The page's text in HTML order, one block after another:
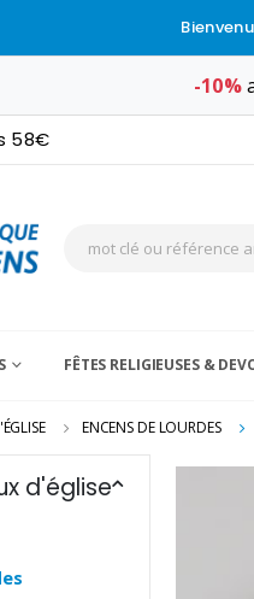
-10%
58€
FÊTES RELIGIEUSES &
ENCENS DE LOURDES
d'église